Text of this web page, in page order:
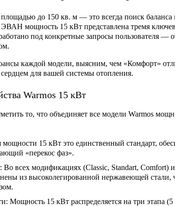
до 150 кв. м — это всегда поиск
мощность 15 кВт представлена тремя
под конкретные запросы пользователя
каждой модели, выясним, чем «Комфорт»
для вашей системы отопления.
Warmos 15 кВт
то, что объединяет все модели Warmos
мощности 15 кВт это единственный стандарт,
«перекос фаз».
Во всех модификациях (Classic, Standart, Comfort)
из высоколегированной нержавеющей стали,
Мощность 15 кВт распределяется на три этапа